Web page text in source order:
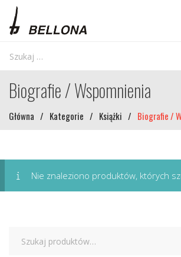
Biografie / Wspomnienia
Główna / Kategorie / Książki / Biografie /
Nie znaleziono produktów, których